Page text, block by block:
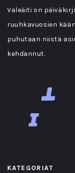
Valeäiti on
ruuhkavuosien
puhutaan niistä
kehdannut.
KATEGORIAT